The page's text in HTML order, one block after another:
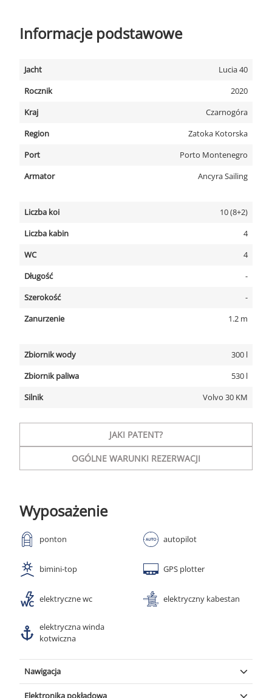
Informacje podstawowe
Jacht
Lucia 40
Rocznik
2020
Kraj
Czarnogóra
Region
Zatoka Kotorska
Port
Porto Montenegro
Armator
Ancyra Sailing
Liczba koi
10 (8+2)
Liczba kabin
4
WC
4
Długość
-
Szerokość
-
Zanurzenie
1.2 m
Zbiornik wody
300 l
Zbiornik paliwa
530 l
Silnik
Volvo 30 KM
JAKI PATENT?
OGÓLNE WARUNKI REZERWACJI
Wyposażenie
ponton autopilot
bimini-top GPS plotter
elektryczne wc elektryczny kabestan
elektryczna winda
kotwiczna
Nawigacja
Autopilot|Radar
Elektronika pokładowa